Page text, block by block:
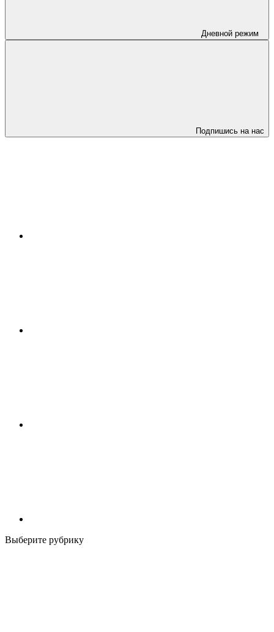
Дневной режим
Подпишись на нас
Выберите рубрику